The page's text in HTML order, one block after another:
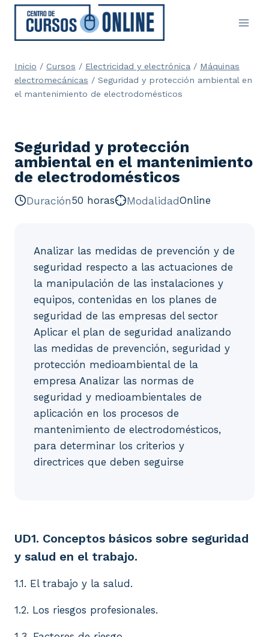
Saltar
contenido
Inicio / Cursos / Electricidad y electrónica / Máquinas
electromecánicas / Seguridad y protección ambiental en
el mantenimiento de electrodomésticos
Seguridad y protección
ambiental en el mantenimiento
de electrodomésticos
Duración50 horas ModalidadOnline
Analizar las medidas de prevención y de
seguridad respecto a las actuaciones de
la manipulación de las instalaciones y
equipos, contenidas en los planes de
seguridad de las empresas del sector
Aplicar el plan de seguridad analizando
las medidas de prevención, seguridad y
protección medioambiental de la
empresa Analizar las normas de
seguridad y medioambientales de
aplicación en los procesos de
mantenimiento de electrodomésticos,
para determinar los criterios y
directrices que deben seguirse
UD1. Conceptos básicos sobre seguridad y salud
UD1. Conceptos básicos sobre seguridad
y salud en el trabajo.
1.1. El trabajo y la salud.
1.2. Los riesgos profesionales.